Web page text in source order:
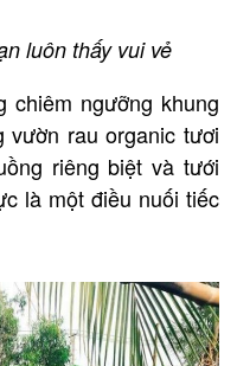
luôn thấy vui vẻ
chiêm ngưỡng khung
vườn rau organic tươi
riêng biệt và tưới
là một điều nuối tiếc